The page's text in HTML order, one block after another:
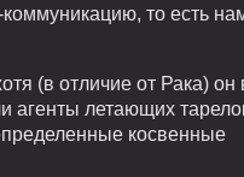
то есть
(в отличие от Рака) он
агенты летающих
косвенные